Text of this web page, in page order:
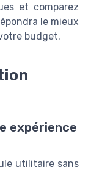
et comparez
le mieux
budget.
expérience
utilitaire sans